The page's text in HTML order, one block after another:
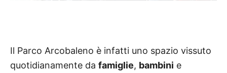
Il Parco Arcobaleno è infatti uno spazio vissuto
quotidianamente da famiglie, bambini e